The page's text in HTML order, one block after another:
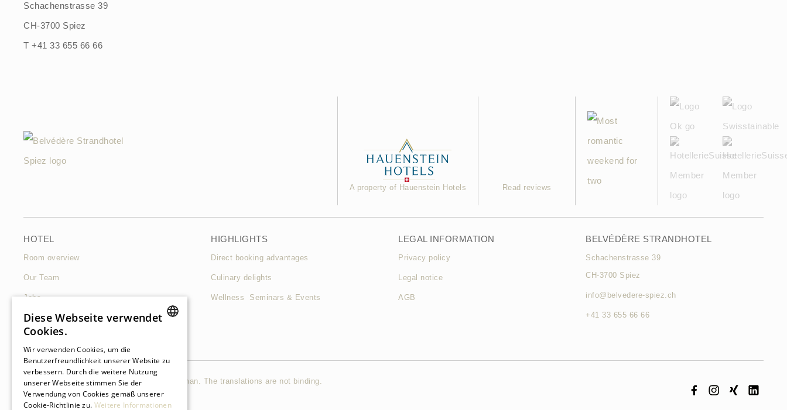
Schachenstrasse 39
CH-3700 Spiez
T +41 33 655 66 66
A property of Hauenstein Hotels Read reviews
HOTEL
Room overview
Our Team
Jobs
Contact & Arrival
FAQ
HIGHLIGHTS
Direct booking advantages
Culinary delights
Wellness Seminars & Events
LEGAL INFORMATION
Privacy policy
Legal notice
AGB
BELVÉDÈRE STRANDHOTEL
Schachenstrasse 39
CH-3700 Spiez
info@belvedere-spiez.ch
+41 33 655 66 66
The original language of this website is German. The translations are not binding.
©2021 Belvédère Strandhotel
GERMAN
FRENCH
Diese Webseite verwendet
Cookies.
Wir verwenden Cookies, um die
Benutzerfreundlichkeit unserer Website zu
verbessern. Durch die weitere Nutzung
unserer Webseite stimmen Sie der
Verwendung von Cookies gemäß unserer
Cookie-Richtlinie zu. Weitere Informationen